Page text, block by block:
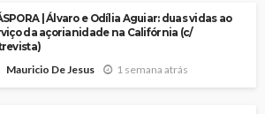
| Álvaro e Odília Aguiar: duas vidas ao
da açorianidade na Califórnia (c/
Mauricio De Jesus 1 semana atrás